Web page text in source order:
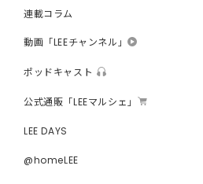
連載コラム
動画「LEEチャンネル」
ポッドキャスト
公式通販「LEEマルシェ」
LEE DAYS
@homeLEE